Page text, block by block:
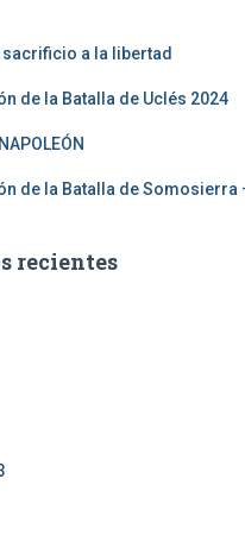
sacrificio a la libertad
de la Batalla de Uclés 2024
de la Batalla de Somosierra
recientes